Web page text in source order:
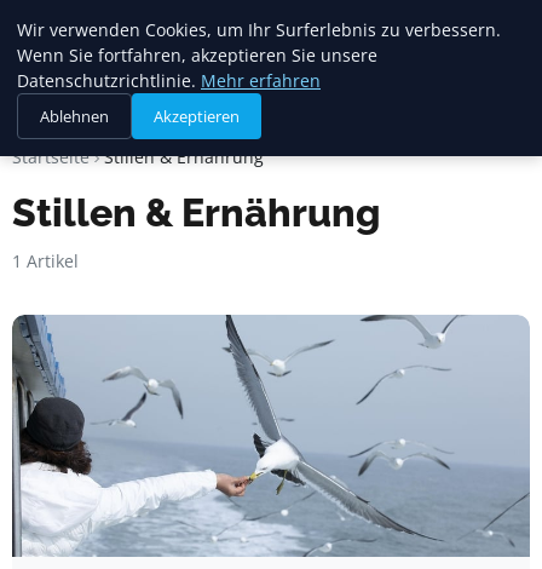
Mariannes
Kinderladen
Startseite Stillen & Ernährung
Stillen & Ernährung
1 Artikel
Wir verwenden Cookies, um Ihr Surferlebnis zu verbessern.
Wenn Sie fortfahren, akzeptieren Sie unsere
Datenschutzrichtlinie. Mehr erfahren
Ablehnen Akzeptieren